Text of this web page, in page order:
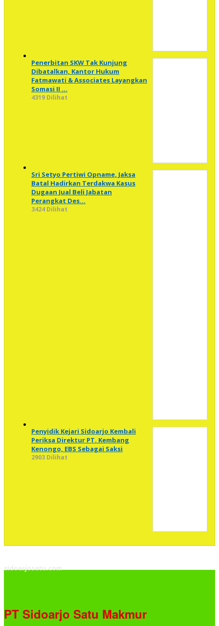
Penerbitan SKW Tak Kunjung
Dibatalkan, Kantor Hukum
Fatmawati & Associates Layangkan
Somasi II …
4319 Dilihat
Sri Setyo Pertiwi Opname, Jaksa
Batal Hadirkan Terdakwa Kasus
Dugaan Jual Beli Jabatan
Perangkat Des…
3424 Dilihat
Penyidik Kejari Sidoarjo Kembali
Periksa Direktur PT. Kembang
Kenongo, EBS Sebagai Saksi
2903 Dilihat
sidoarjosatu.com
PT Sidoarjo Satu Makmur